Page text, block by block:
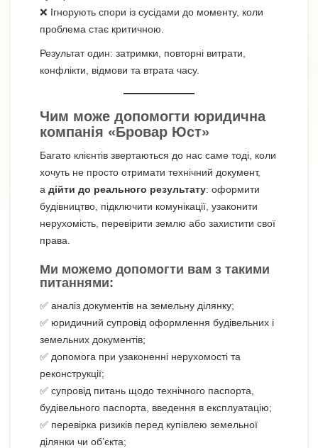
❌ Ігнорують спори із сусідами до моменту, коли
проблема стає критичною.
Результат один: затримки, повторні витрати,
конфлікти, відмови та втрата часу.
Чим може допомогти юридична
компанія «Бровар Юст»
Багато клієнтів звертаються до нас саме тоді, коли
хочуть не просто отримати технічний документ,
а дійти до реального результату: оформити
будівництво, підключити комунікації, узаконити
нерухомість, перевірити землю або захистити свої
права.
Ми можемо допомогти вам з такими
питаннями:
✅ аналіз документів на земельну ділянку;
✅ юридичний супровід оформлення будівельних і
земельних документів;
✅ допомога при узаконенні нерухомості та
реконструкції;
✅ супровід питань щодо технічного паспорта,
будівельного паспорта, введення в експлуатацію;
✅ перевірка ризиків перед купівлею земельної
ділянки чи об’єкта;